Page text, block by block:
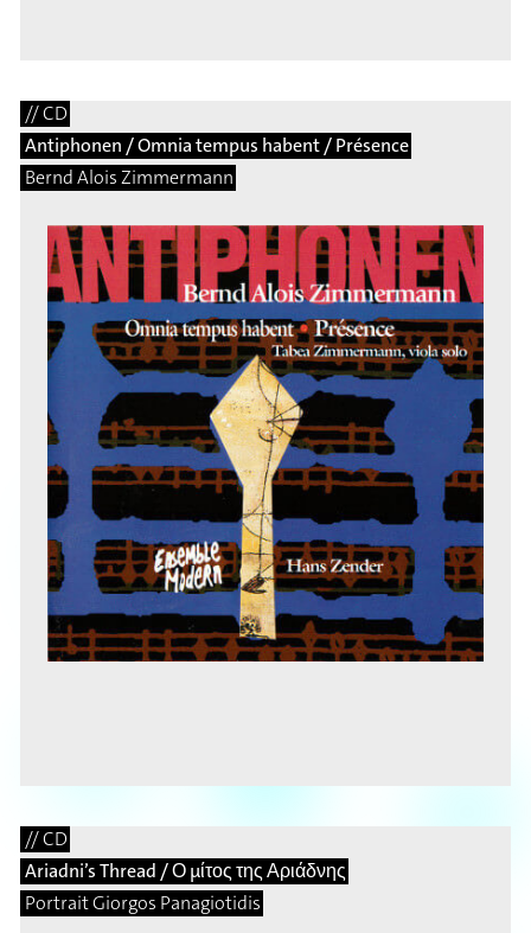
// CD
Antiphonen / Omnia tempus habent / Présence
Bernd Alois Zimmermann
// CD
Ariadni’s Thread / Ο μίτος της Αριάδνης
Portrait Giorgos Panagiotidis